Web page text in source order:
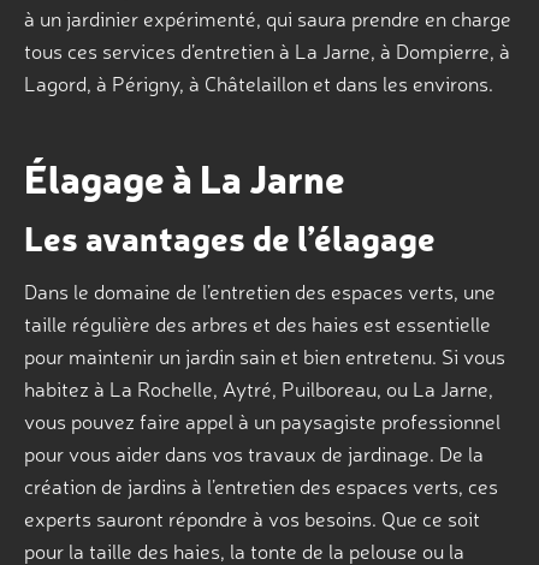
à un jardinier expérimenté, qui saura prendre en charge
tous ces services d’entretien à La Jarne, à Dompierre, à
Lagord, à Périgny, à Châtelaillon et dans les environs.
Élagage à La Jarne
Les avantages de l’élagage
Dans le domaine de l’entretien des espaces verts, une
taille régulière des arbres et des haies est essentielle
pour maintenir un jardin sain et bien entretenu. Si vous
habitez à La Rochelle, Aytré, Puilboreau, ou La Jarne,
vous pouvez faire appel à un paysagiste professionnel
pour vous aider dans vos travaux de jardinage. De la
création de jardins à l’entretien des espaces verts, ces
experts sauront répondre à vos besoins. Que ce soit
pour la taille des haies, la tonte de la pelouse ou la